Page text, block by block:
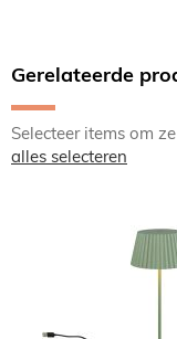
Gerelateerde
Selecteer items om
alles selecteren